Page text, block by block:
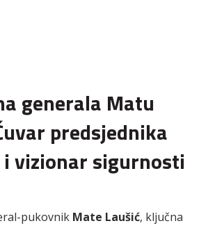
generala Matu
predsjednika
vizionar sigurnosti
pukovnik Mate Laušić, ključna